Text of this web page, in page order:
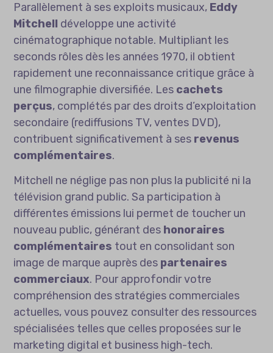
Parallèlement à ses exploits musicaux, Eddy
Mitchell développe une activité
cinématographique notable. Multipliant les
seconds rôles dès les années 1970, il obtient
rapidement une reconnaissance critique grâce à
une filmographie diversifiée. Les cachets
perçus, complétés par des droits d’exploitation
secondaire (rediffusions TV, ventes DVD),
contribuent significativement à ses revenus
complémentaires.
Mitchell ne néglige pas non plus la publicité ni la
télévision grand public. Sa participation à
différentes émissions lui permet de toucher un
nouveau public, générant des honoraires
complémentaires tout en consolidant son
image de marque auprès des partenaires
commerciaux. Pour approfondir votre
compréhension des stratégies commerciales
actuelles, vous pouvez consulter des ressources
spécialisées telles que celles proposées surle
marketing digital et business high-tech.